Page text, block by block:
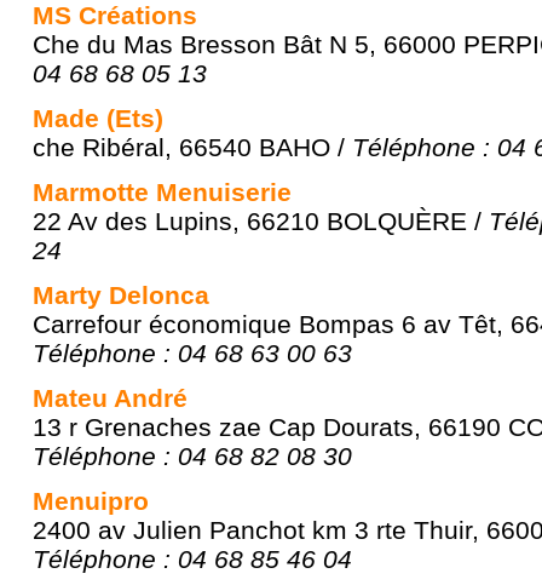
MS Créations
Che du Mas Bresson Bât N 5, 66000
04 68 68 05 13
Made (Ets)
che Ribéral, 66540 BAHO / Téléphone : 04
Marmotte Menuiserie
22 Av des Lupins, 66210 BOLQUÈRE /
24
Marty Delonca
Carrefour économique Bompas 6 av Têt,
Téléphone : 04 68 63 00 63
Mateu André
13 r Grenaches zae Cap Dourats, 66190
Téléphone : 04 68 82 08 30
Menuipro
2400 av Julien Panchot km 3 rte Thuir,
Téléphone : 04 68 85 46 04